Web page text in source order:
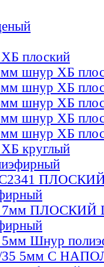
плоский
шнур ХБ
шнур ХБ
шнур ХБ
шнур ХБ
шнур ХБ
круглый
7мм ПЛОСКИЙ
5мм Шнур
35 5мм С